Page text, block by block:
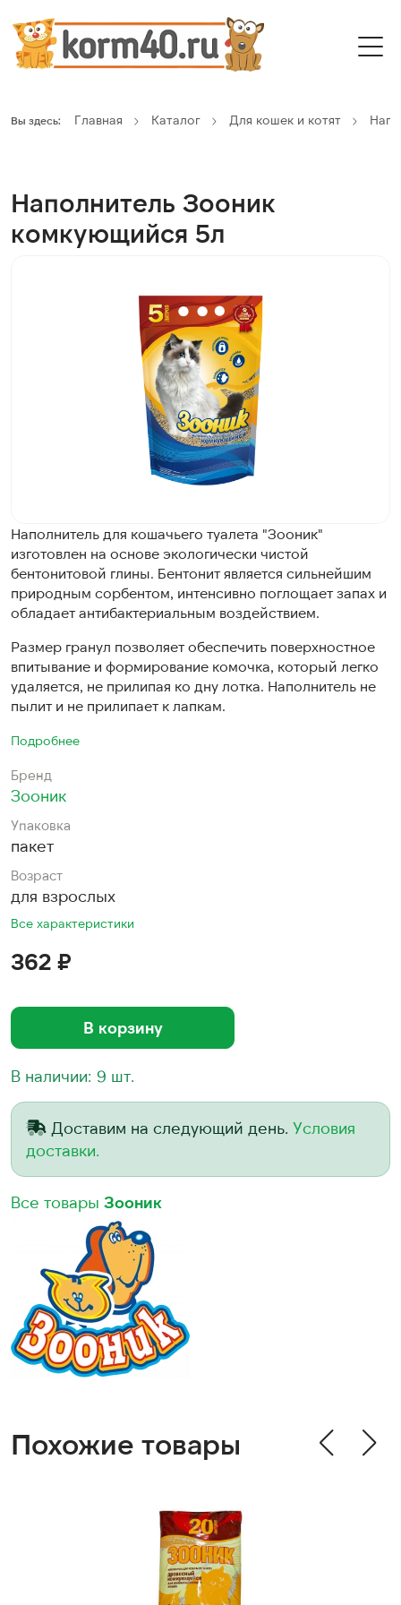
Вы здесь: Главная Каталог Для кошек и котят
Наполнитель Зооник
комкующийся 5л
Наполнитель для кошачьего туалета "Зооник"
изготовлен на основе экологически чистой
бентонитовой глины. Бентонит является сильнейшим
природным сорбентом, интенсивно поглощает запах и
обладает антибактериальным воздействием.
Размер гранул позволяет обеспечить поверхностное
впитывание и формирование комочка, который легко
удаляется, не прилипая ко дну лотка. Наполнитель не
пылит и не прилипает к лапкам.
Подробнее
Бренд
Зооник
Упаковка
пакет
Возраст
для взрослых
Все характеристики
362 ₽
В корзину
В наличии: 9 шт.
Доставим на следующий день. Условия
доставки.
Все товары Зооник
Похожие товары